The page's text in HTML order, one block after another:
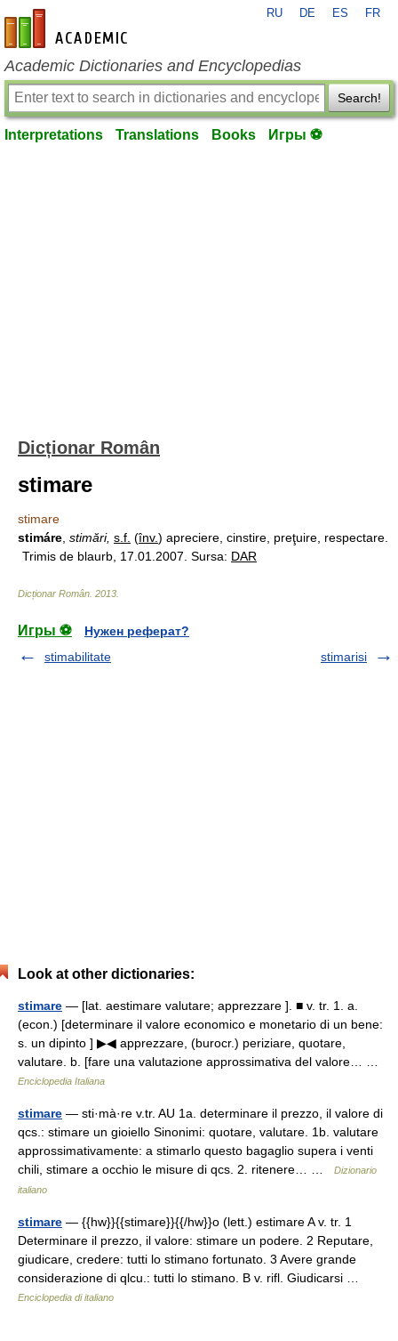
en-academic.com
RU DE ES FR
Academic Dictionaries and Encyclopedias
Search!
Interpretations Translations Books Игры ⚽
Dicționar Român
stimare
stimare
stimáre stimări, s.f. (înv.) apreciere, cinstire, preţuire, respectare.
Trimis de blaurb, 17.01.2007. Sursa: DAR
Dicționar Român 2013
Игры ⚽
Нужен реферат?
stimabilitate
stimarisi
Look at other dictionaries:
stimare — [lat. aestimare valutare; apprezzare ]. ■ v. tr. 1. a.
(econ.) [determinare il valore economico e monetario di un bene:
s. un dipinto ] ▶◀ apprezzare, (burocr.) periziare, quotare,
valutare. b. [fare una valutazione approssimativa del valore… …
Enciclopedia Italiana
stimare — sti·mà·re v.tr. AU 1a. determinare il prezzo, il valore di
qcs.: stimare un gioiello Sinonimi: quotare, valutare. 1b. valutare
approssimativamente: a stimarlo questo bagaglio supera i venti
chili, stimare a occhio le misure di qcs. 2. ritenere… …
Dizionario
italiano
stimare — {{hw}}{{stimare}}{{/hw}}o (lett.) estimare A v. tr. 1
Determinare il prezzo, il valore: stimare un podere. 2 Reputare,
giudicare, credere: tutti lo stimano fortunato. 3 Avere grande
considerazione di qlcu.: tutti lo stimano. B v. rifl. Giudicarsi …
Enciclopedia di italiano